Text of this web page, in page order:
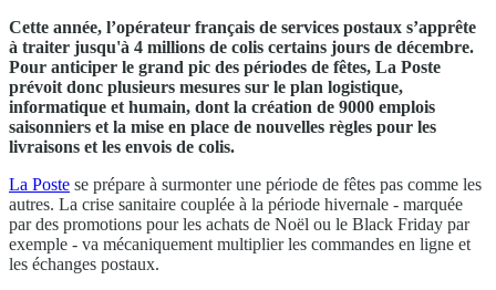
Cette année, l’opérateur français de services postaux s’apprête
à traiter jusqu'à 4 millions de colis certains jours de décembre.
Pour anticiper le grand pic des périodes de fêtes, La Poste
prévoit donc plusieurs mesures sur le plan logistique,
informatique et humain, dont la création de 9000 emplois
saisonniers et la mise en place de nouvelles règles pour les
livraisons et les envois de colis.
La Poste se prépare à surmonter une période de fêtes pas comme les
autres. La crise sanitaire couplée à la période hivernale - marquée
par des promotions pour les achats de Noël ou le Black Friday par
exemple - va mécaniquement multiplier les commandes en ligne et
les échanges postaux.